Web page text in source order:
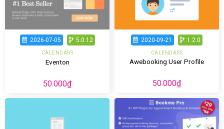
2026-07-05 5.0.12
CALENDARS
Eventon
50.000₫
2020-09-21 1.2.0
CALENDARS
Awebooking User Profile
50.000₫